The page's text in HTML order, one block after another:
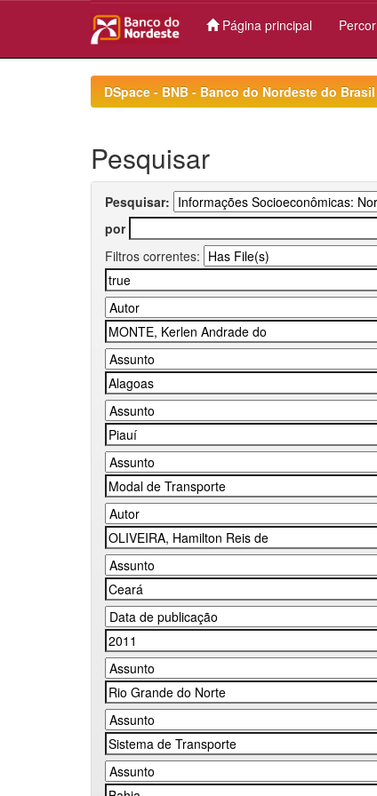
Página principal
DSpace - BNB - Banco do Nordeste do Brasil
Pesquisar
Pesquisar:
por
Filtros correntes: